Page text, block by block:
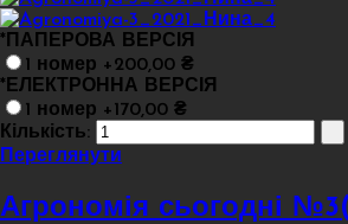
* ПАПЕРОВА ВЕРСІЯ
1 номер +200,00 ₴
* ЕЛЕКТРОННА ВЕРСІЯ
1 номер +170,00 ₴
Кількість:
Переглянути
Агрономія сьогодні